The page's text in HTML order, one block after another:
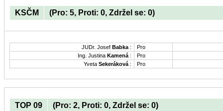
KSČM (Pro: 5, Proti: 0, Zdržel se: 0)
JUDr. Josef Babka :
Pro
Ing. Justina Kamená :
Pro
Yveta Sekeráková : Pro
TOP 09 (Pro: 2, Proti: 0, Zdržel se: 0)